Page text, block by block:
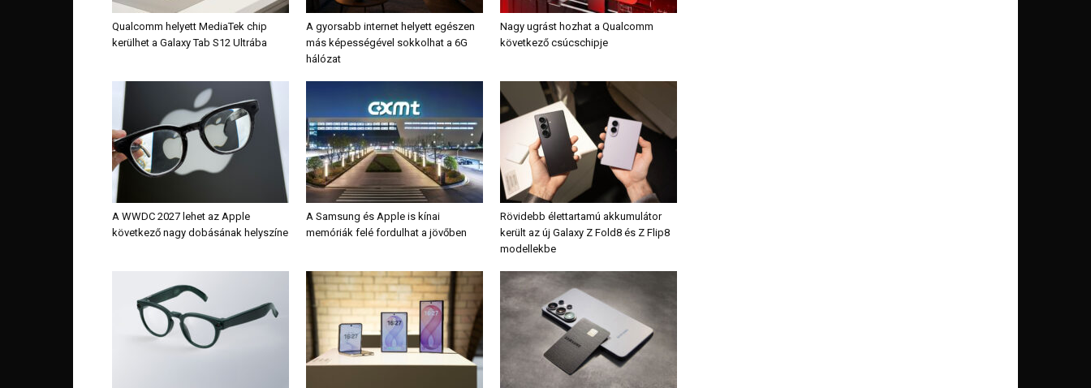
Qualcomm helyett MediaTek chip
kerülhet a Galaxy Tab S12 Ultrába
A gyorsabb internet helyett egészen
más képességével sokkolhat a 6G
hálózat
Nagy ugrást hozhat a Qualcomm
következő csúcschipje
A WWDC 2027 lehet az Apple
következő nagy dobásának helyszíne
A Samsung és Apple is kínai
memóriák felé fordulhat a jövőben
Rövidebb élettartamú akkumulátor
került az új Galaxy Z Fold8 és Z Flip8
modellekbe